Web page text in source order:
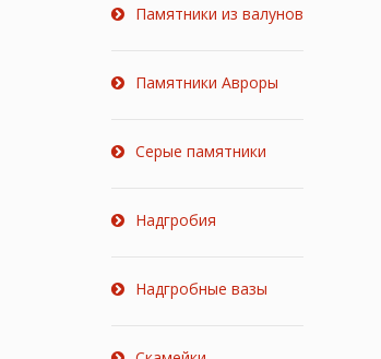
Памятники из валунов
Памятники Авроры
Серые памятники
Надгробия
Надгробные вазы